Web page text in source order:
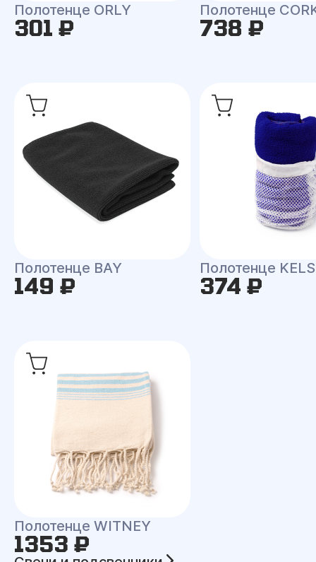
Полотенце ORLY
301 ₽
Полотенце
738 ₽
Полотенце BAY
149 ₽
Полотенце
374 ₽
Полотенце WITNEY
1353 ₽